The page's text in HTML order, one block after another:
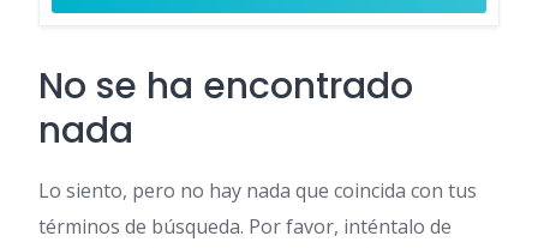
No se ha encontrado
nada
Lo siento, pero no hay nada que coincida con tus
términos de búsqueda. Por favor, inténtalo de